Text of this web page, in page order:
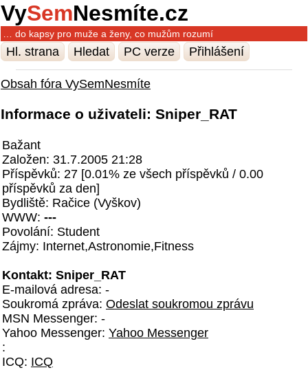
VySemNesmíte.cz
… do kapsy pro muže a ženy, co mužům rozumí
Hl. strana Hledat PC verze Přihlášení
Obsah fóra VySemNesmíte
Informace o uživateli: Sniper_RAT
Bažant
Založen: 31.7.2005 21:28
Příspěvků: 27 [0.01% ze všech příspěvků / 0.00
příspěvků za den]
Bydliště: Račice (Vyškov)
WWW: ---
Povolání: Student
Zájmy: Internet,Astronomie,Fitness
Kontakt: Sniper_RAT
E-mailová adresa: -
Soukromá zpráva: Odeslat soukromou zprávu
MSN Messenger: -
Yahoo Messenger: Yahoo Messenger
:
ICQ: ICQ